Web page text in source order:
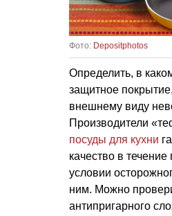
Фото: Depositphotos
Определить, в
защитное
внешнему виду
Производители
посуды для кухни
качество в течение
условии
ним. Можно
антипригарного